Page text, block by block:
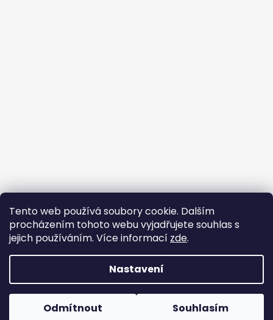
Tento web používá soubory cookie. Dalším
procházením tohoto webu vyjadřujete souhlas s
jejich používáním. Více informací zde.
Nastavení
Odmítnout Souhlasím
Buďte členem FB skupiny
Copyright 2026FUNNY-BUNNY látky. Všechna práva